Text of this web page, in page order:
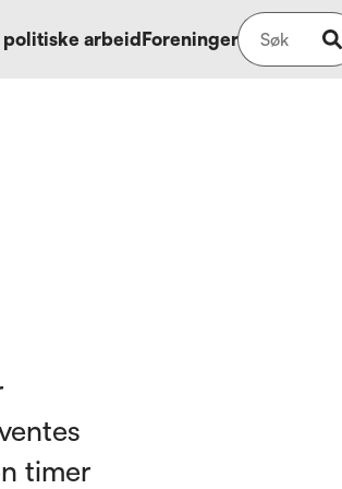
politiske arbeidForeninger
timer